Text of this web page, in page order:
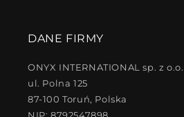
DANE FIRMY
ONYX INTERNATIONAL sp. z o.o.
ul. Polna 125
87-100 Toruń, Polska